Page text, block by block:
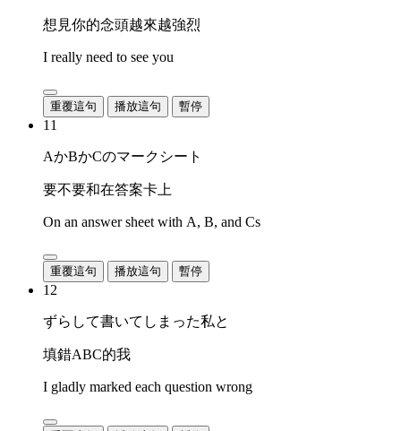
想見你的念頭越來越強烈
I really need to see you
重覆這句 播放這句 暫停
11
AかBかCのマークシート
要不要和在答案卡上
On an answer sheet with A, B, and Cs
重覆這句 播放這句 暫停
12
ずらして書いてしまった私と
填錯ABC的我
I gladly marked each question wrong